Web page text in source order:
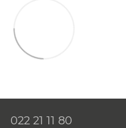
022 21 11 80